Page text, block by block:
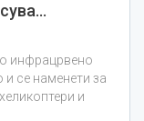
инфрацрвено
се наменети за
и